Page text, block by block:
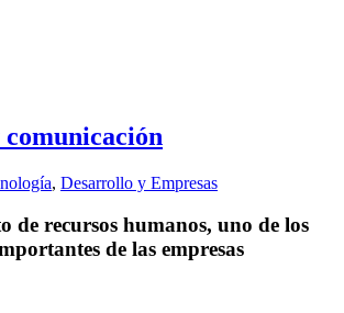
, Desarrollo y Empresas
de recursos humanos, uno de los
de las empresas